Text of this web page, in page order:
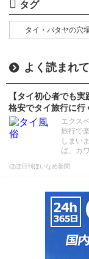
タグ
タイ・パタヤの穴
よく読まれ
【タイ初心者でも
格安でタイ旅行に行
エクス
旅行で
しまい
ば、カ
ほぼ日刊ほいなめ新聞